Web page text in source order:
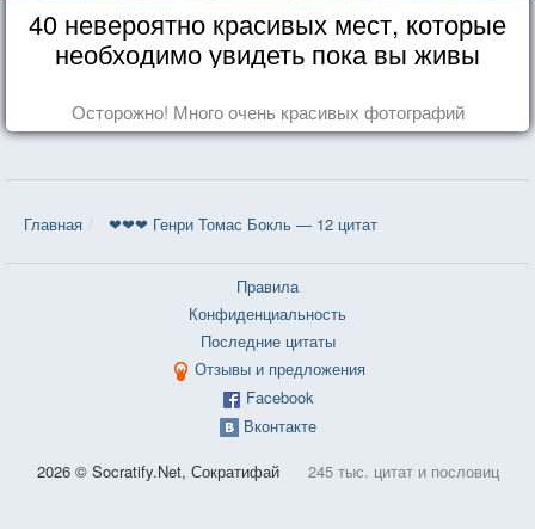
40 невероятно красивых мест, которые
необходимо увидеть пока вы живы
Осторожно! Много очень красивых фотографий
Главная ❤❤❤ Генри Томас Бокль — 12 цитат
Правила
Конфиденциальность
Последние цитаты
Отзывы и предложения
Facebook
Вконтакте
2026 © Socratify.Net, Сократифай 245 тыс. цитат и пословиц